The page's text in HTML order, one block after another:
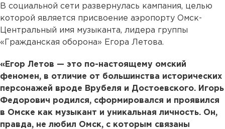
В социальной сети развернулась кампания, целью
которой является присвоение аэропорту Омск-
Центральный имя музыканта, лидера группы
«Гражданская оборона» Егора Летова.
«Егор Летов — это по-настоящему омский
феномен, в отличие от большинства исторических
персонажей вроде Врубеля и Достоевского. Игорь
Федорович родился, сформировался и проявился
в Омске как музыкант и уникальная личность. Он,
правда, не любил Омск, с которым связаны